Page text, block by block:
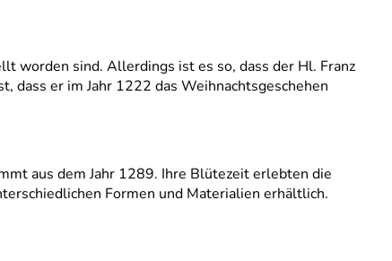
worden sind. Allerdings ist es so, dass der Hl. Franz
dass er im Jahr 1222 das Weihnachtsgeschehen
aus dem Jahr 1289. Ihre Blütezeit erlebten die
Formen und Materialien erhältlich.